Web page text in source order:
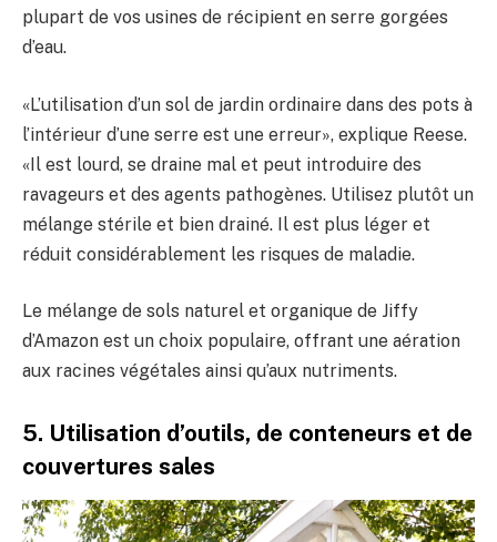
plupart de vos usines de récipient en serre gorgées
d’eau.
«L’utilisation d’un sol de jardin ordinaire dans des pots à
l’intérieur d’une serre est une erreur», explique Reese.
«Il est lourd, se draine mal et peut introduire des
ravageurs et des agents pathogènes. Utilisez plutôt un
mélange stérile et bien drainé. Il est plus léger et
réduit considérablement les risques de maladie.
Le mélange de sols naturel et organique de Jiffy
d’Amazon est un choix populaire, offrant une aération
aux racines végétales ainsi qu’aux nutriments.
5. Utilisation d’outils, de conteneurs et de
couvertures sales